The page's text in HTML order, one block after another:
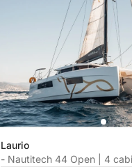
Laurio
- Nautitech 44 Open | 4